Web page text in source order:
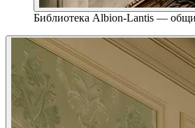
Библиотека Albion-Lantis —